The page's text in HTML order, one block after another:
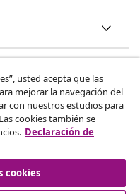
usted acepta que las
mejorar la navegación del
con nuestros estudios para
cookies también se
Declaración de
cookies